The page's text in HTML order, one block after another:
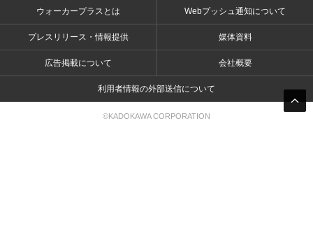
ウォーカープラスとは Webプッシュ通知について
プレスリリース・情報提供 媒体資料
広告掲載について 会社概要
利用者情報の外部送信について
©KADOKAWA CORPORATION